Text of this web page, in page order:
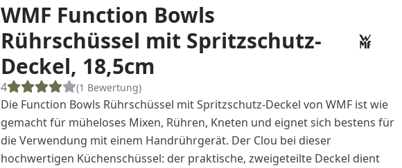
WMF Function Bowls
Rührschüssel mit Spritzschutz-
Deckel, 18,5cm
4 (1 Bewertung)
Die Function Bowls Rührschüssel mit Spritzschutz-Deckel von WMF ist wie
gemacht für müheloses Mixen, Rühren, Kneten und eignet sich bestens für
die Verwendung mit einem Handrührgerät. Der Clou bei dieser
hochwertigen Küchenschüssel: der praktische, zweigeteilte Deckel dient